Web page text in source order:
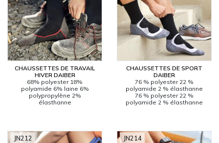
CHAUSSETTES DE TRAVAIL
HIVER DAIBER
68% polyester 18%
polyamide 6% laine 6%
polypropylène 2%
élasthanne
CHAUSSETTES DE SPORT
DAIBER
76 % polyester 22 %
polyamide 2 % élasthanne
76 % polyester 22 %
polyamide 2 % élasthanne
JN212 JN214